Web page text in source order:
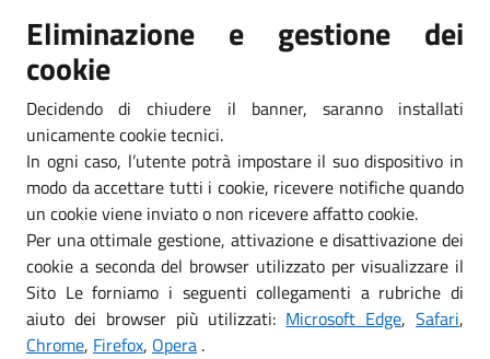
Eliminazione e gestione dei
cookie
Decidendo di chiudere il banner, saranno installati
unicamente cookie tecnici.
In ogni caso, l’utente potrà impostare il suo dispositivo in
modo da accettare tutti i cookie, ricevere notifiche quando
un cookie viene inviato o non ricevere affatto cookie.
Per una ottimale gestione, attivazione e disattivazione dei
cookie a seconda del browser utilizzato per visualizzare il
Sito Le forniamo i seguenti collegamenti a rubriche di
aiuto dei browser più utilizzati: Microsoft Edge,Safari,
Chrome, Firefox, Opera .